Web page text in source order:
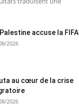
accuse la FIFA
2026
au cœur de la crise
2026